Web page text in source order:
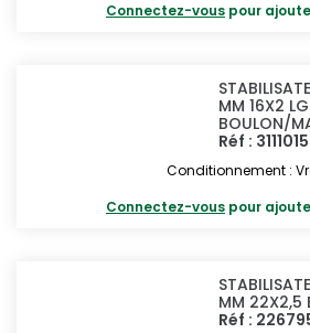
Connectez-vous pour
MM 16X2
BOULON/
Réf :
Conditionnement :
Connectez-vous pour
MM 22X2,5
Réf :